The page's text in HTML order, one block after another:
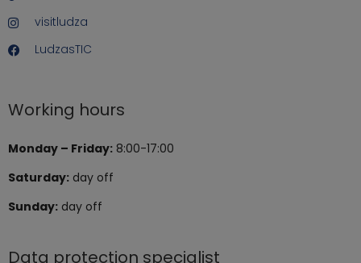
visitludza
LudzasTIC
Working hours
Monday – Friday: 8:00-17:00
Saturday: day off
Sunday: day off
Data protection specialist